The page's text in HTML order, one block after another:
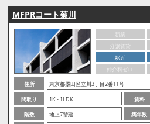
MFPRコート菊川
新築
分譲賃貸
駅近
仲介料ゼロ
住所
東京都墨田区立川3丁目2番11号
間取り
1K - 1LDK 賃料
階数
地上7階建 築年数